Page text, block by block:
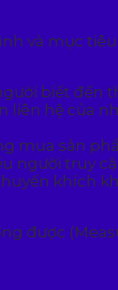
và mục
biết đến
hệ của
mua sản
người truy
khích
được